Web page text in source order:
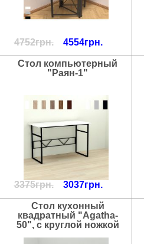
4752грн. 4554грн.
Стол компьютерный
"Раян-1"
3375грн. 3037грн.
Стол кухонный
квадратный "Agatha-
50", с круглой ножкой